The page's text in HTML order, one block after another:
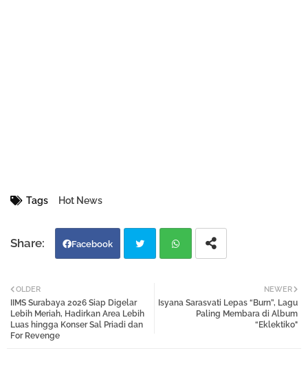
Tags Hot News
Facebook
tter atsa
NEWER
Isyana Sarasvati Lepas “Burn”, Lagu
Paling Membara di Album
“Eklektiko"
OLDER
IIMS Surabaya 2026 Siap Digelar
Lebih Meriah, Hadirkan Area Lebih
Luas hingga Konser Sal Priadi dan
For Revenge